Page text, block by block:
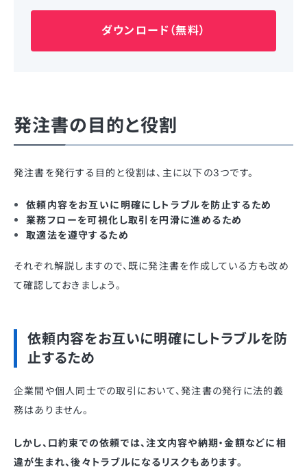
ダウンロード（無料）
発注書の目的と役割
発注書を発行する目的と役割は、主に以下の3つです。
依頼内容をお互いに明確にしトラブルを防止するため
業務フローを可視化し取引を円滑に進めるため
取適法を遵守するため
それぞれ解説しますので、既に発注書を作成している方も改め
て確認しておきましょう。
依頼内容をお互いに明確にしトラブルを防
止するため
企業間や個人同士での取引において、発注書の発行に法的義
務はありません。
しかし、口約束での依頼では、注文内容や納期・金額などに相
違が生まれ、後々トラブルになるリスクもあります。